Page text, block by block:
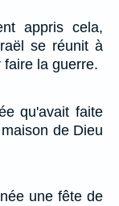
appris cela,
se réunit à
la guerre.
qu'avait faite
de Dieu
une fête de